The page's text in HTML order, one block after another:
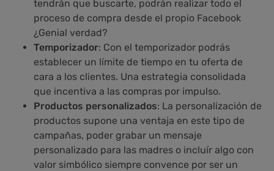
tendrán que buscarte, podrán realizar todo el
proceso de compra desde el propio Facebook
¿Genial verdad?
Temporizador: Con el temporizador podrás
establecer un límite de tiempo en tu oferta de
cara a los clientes. Una estrategia consolidada
que incentiva a las compras por impulso.
Productos personalizados: La personalización de
productos supone una ventaja en este tipo de
campañas, poder grabar un mensaje
personalizado para las madres o incluír algo con
valor simbólico siempre convence por ser un